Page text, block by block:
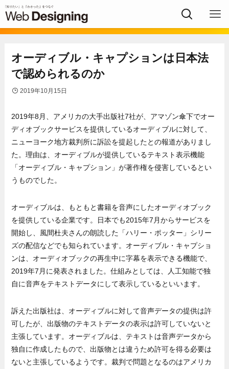
オーディブル・キャプションは日本法
で認められるのか
2019年10月15日
2019年8月、アメリカの大手出版社7社が、アマゾン傘下でオー
ディオブックサービスを提供しているオーディブルに対して、
ニューヨーク地方裁判所に訴訟を提起したとの報道がありまし
た。理由は、オーディブルが提供しているテキスト表示機能
「オーディブル・キャプション」が著作権を侵害しているとい
うものでした。
オーディブルは、もともと書籍を音声にしたオーディオブック
を提供している企業です。日本でも2015年7月からサービスを
開始し、風間杜夫さんの朗読した「ハリー・ポッター」シリー
ズの配信などでも知られています。オーディブル・キャプショ
ンは、オーディオブックの再生中に字幕を表示できる機能で、
2019年7月に発表されました。仕組みとしては、人工知能で独
自に音声をテキストデータにして表示しているといいます。
訴えた出版社は、オーディブルに対して音声データの提供は許
可したが、出版物のテキストデータの表示は許可していないと
主張しています。オーディブルは、テキストは音声データから
独自に作成したもので、出版物とは違うため許可を得る必要は
ないと主張しているようです。裁判で問題となるのはアメリカ